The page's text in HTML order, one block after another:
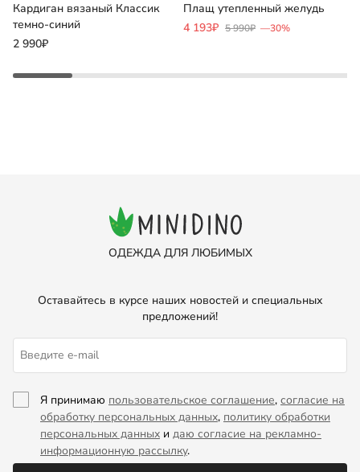
Кардиган вязаный Классик
темно-синий
2 990₽
Плащ утепленный желудь
4 193₽ 5 990₽ —30%
ОДЕЖДА ДЛЯ ЛЮБИМЫХ
Оставайтесь в курсе наших новостей и специальных
предложений!
Я принимаю пользовательское соглашение, согласие на
обработку персональных данных, политику обработки
персональных данных и даю согласие на рекламно-
информационную рассылку.